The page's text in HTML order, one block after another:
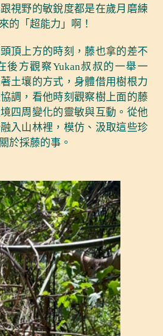
視野的敏銳度都是在歲月磨練
的「超能力」啊！
頂上方的時刻，藤也拿的差不
後方觀察Yukan叔叔的一舉一
土壤的方式，身體借用樹根力
調，看他時刻觀察樹上面的藤
四周變化的靈敏與互動。從他
入山林裡，模仿、汲取這些珍
於採藤的事。